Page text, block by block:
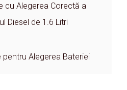
cu Alegerea Corectă a
Diesel de 1.6 Litri
pentru Alegerea Bateriei